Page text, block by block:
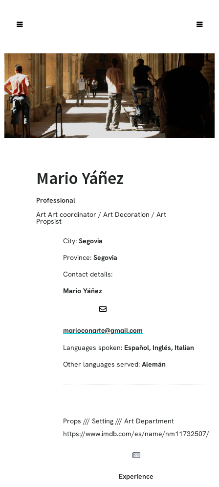
Mario Yáñez
Professional
Art Art coordinator/ Art Decoration / Art
Propsist
City: Segovia
Province: Segovia
Contact details:
Mario Yáñez
marioconarte@gmail.com
Languages spoken: Español, Inglés, Italian
Other languages served: Alemán
Props /// Setting /// Art Department
https://www.imdb.com/es/name/nm11732507/
Experience